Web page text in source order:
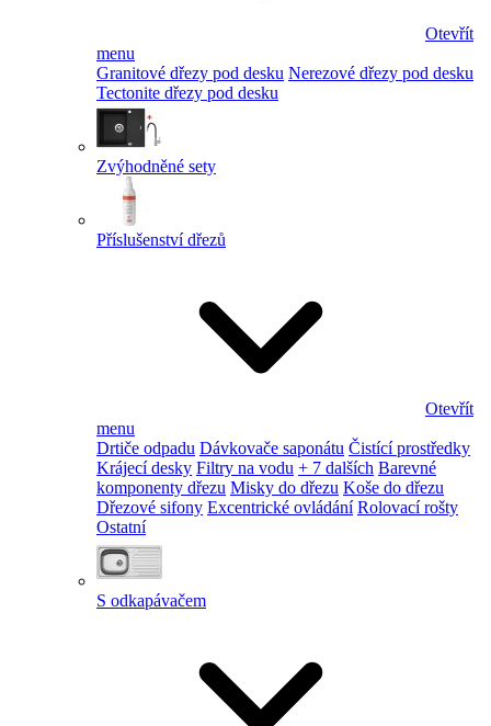
Otevřít
menu
Granitové dřezy pod desku Nerezové dřezy pod desku
Tectonite dřezy pod desku
Zvýhodněné sety
Příslušenství dřezů
Otevřít
menu
Drtiče odpadu Dávkovače saponátu Čistící prostředky
Krájecí desky Filtry na vodu + 7 dalších Barevné
komponenty dřezu Misky do dřezu Koše do dřezu
Dřezové sifony Excentrické ovládání Rolovací rošty
Ostatní
S odkapávačem